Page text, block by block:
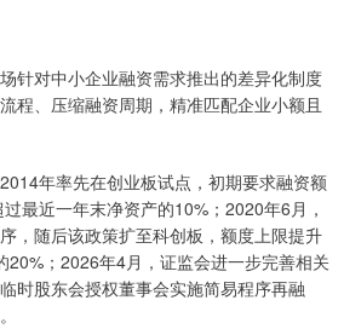
针对中小企业融资需求推出的差异化制度
程、压缩融资周期，精准匹配企业小额且
年率先在创业板试点，初期要求融资额
最近一年末净资产的10%；2020年6月，
，随后该政策扩至科创板，额度上限提升
20%；2026年4月，证监会进一步完善相关
时股东会授权董事会实施简易程序再融